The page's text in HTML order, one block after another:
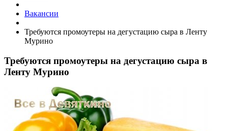
Вакансии
Требуются промоутеры на дегустацию сыра в Ленту
Мурино
Требуются промоутеры на дегустацию сыра в
Ленту Мурино